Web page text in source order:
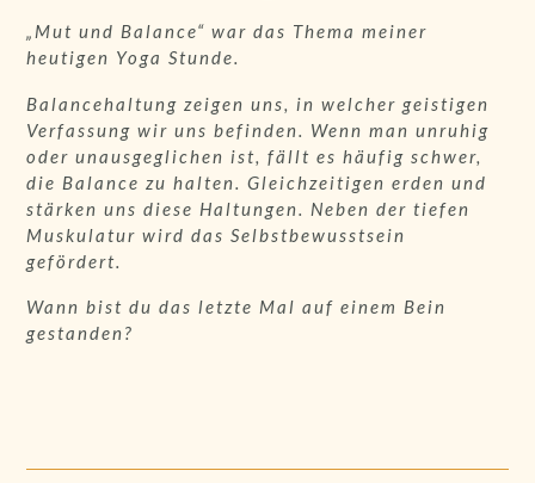
„Mut und Balance“ war das Thema meiner
heutigen Yoga Stunde.
Balancehaltung zeigen uns, in welcher geistigen
Verfassung wir uns befinden. Wenn man unruhig
oder unausgeglichen ist, fällt es häufig schwer,
die Balance zu halten. Gleichzeitigen erden und
stärken uns diese Haltungen. Neben der tiefen
Muskulatur wird das Selbstbewusstsein
gefördert.
Wann bist du das letzte Mal auf einem Bein
gestanden?